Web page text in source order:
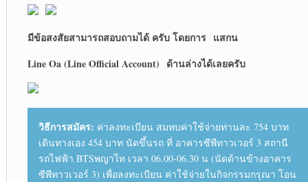
มีข้อสงสัยสามารถสอบถามได้ ครับ โดยการแสกน
Line Oa (Line Official Account) ด้านล่างได้เลยครับ
วิธีการสมัคร: ค่าลงทะเบียน สมทบค่าใช้จ่ายท่านละ 754 บาท
เดินทางเอง 454 บาท นัดขึ้นรถ ที่ อาคารซีพีทาวเวอร์ 3 สถานี
รถไฟฟ้า BTSพญาไท เวลา 06.00-06.30 น (นัดด้านข้างอาคาร
ซีพีทาวเวอร์ 3) เพื่อลงทะเบียน ค่าใช้จ่ายในกิจกรรมกรุณา โอน